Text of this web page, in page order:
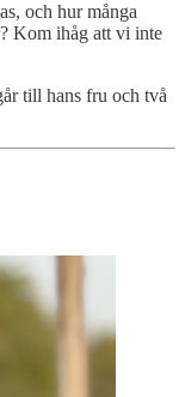
och hur många
Kom ihåg att vi inte
till hans fru och två